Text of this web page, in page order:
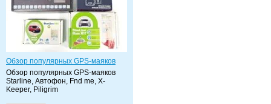
Обзор популярных GPS-маяков
Обзор популярных GPS-маяков
Starline, Автофон, Fnd me, X-
Keeper, Piligrim